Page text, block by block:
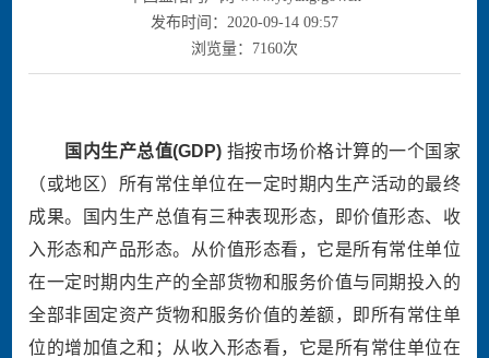
发布时间：2020-09-14 09:57
浏览量： 7160次
国内生产总值(GDP) 指按市场价格计算的一个国家
（或地区）所有常住单位在一定时期内生产活动的最终
成果。国内生产总值有三种表现形态，即价值形态、收
入形态和产品形态。从价值形态看，它是所有常住单位
在一定时期内生产的全部货物和服务价值与同期投入的
全部非固定资产货物和服务价值的差额，即所有常住单
位的增加值之和；从收入形态看，它是所有常住单位在